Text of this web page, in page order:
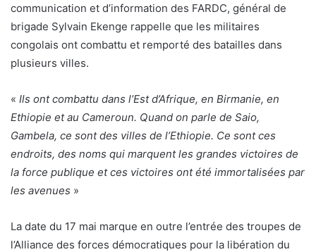
communication et d’information des FARDC, général de
brigade Sylvain Ekenge rappelle que les militaires
congolais ont combattu et remporté des batailles dans
plusieurs villes.
« Ils ont combattu dans l’Est d’Afrique, en Birmanie, en
Ethiopie et au Cameroun. Quand on parle de Saio,
Gambela, ce sont des villes de l’Ethiopie. Ce sont ces
endroits, des noms qui marquent les grandes victoires de
la force publique et ces victoires ont été immortalisées par
les avenues »
La date du 17 mai marque en outre l’entrée des troupes de
l’Alliance des forces démocratiques pour la libération du